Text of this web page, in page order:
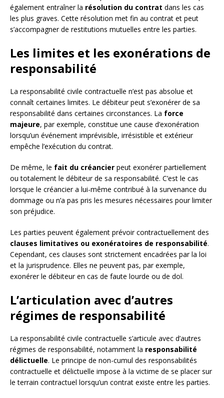
également entraîner la résolution du contrat dans les cas
les plus graves. Cette résolution met fin au contrat et peut
s’accompagner de restitutions mutuelles entre les parties.
Les limites et les exonérations de
responsabilité
La responsabilité civile contractuelle n’est pas absolue et
connaît certaines limites. Le débiteur peut s’exonérer de sa
responsabilité dans certaines circonstances. La force
majeure, par exemple, constitue une cause d’exonération
lorsqu’un événement imprévisible, irrésistible et extérieur
empêche l’exécution du contrat.
De même, le fait du créancier peut exonérer partiellement
ou totalement le débiteur de sa responsabilité. C’est le cas
lorsque le créancier a lui-même contribué à la survenance du
dommage ou n’a pas pris les mesures nécessaires pour limiter
son préjudice.
Les parties peuvent également prévoir contractuellement des
clauses limitatives ou exonératoires de responsabilité.
Cependant, ces clauses sont strictement encadrées par la loi
et la jurisprudence. Elles ne peuvent pas, par exemple,
exonérer le débiteur en cas de faute lourde ou de dol.
L’articulation avec d’autres
régimes de responsabilité
La responsabilité civile contractuelle s’articule avec d’autres
régimes de responsabilité, notamment la responsabilité
délictuelle. Le principe de non-cumul des responsabilités
contractuelle et délictuelle impose à la victime de se placer sur
le terrain contractuel lorsqu’un contrat existe entre les parties.